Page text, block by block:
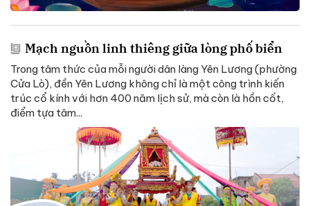
Mạch nguồn linh thiêng giữa lòng phố biển
Trong tâm thức của mỗi người dân làng Yên Lương (phường
Cửa Lò), đền Yên Lương không chỉ là một công trình kiến
trúc cổ kính với hơn 400 năm lịch sử, mà còn là hồn cốt,
điểm tựa tâm...